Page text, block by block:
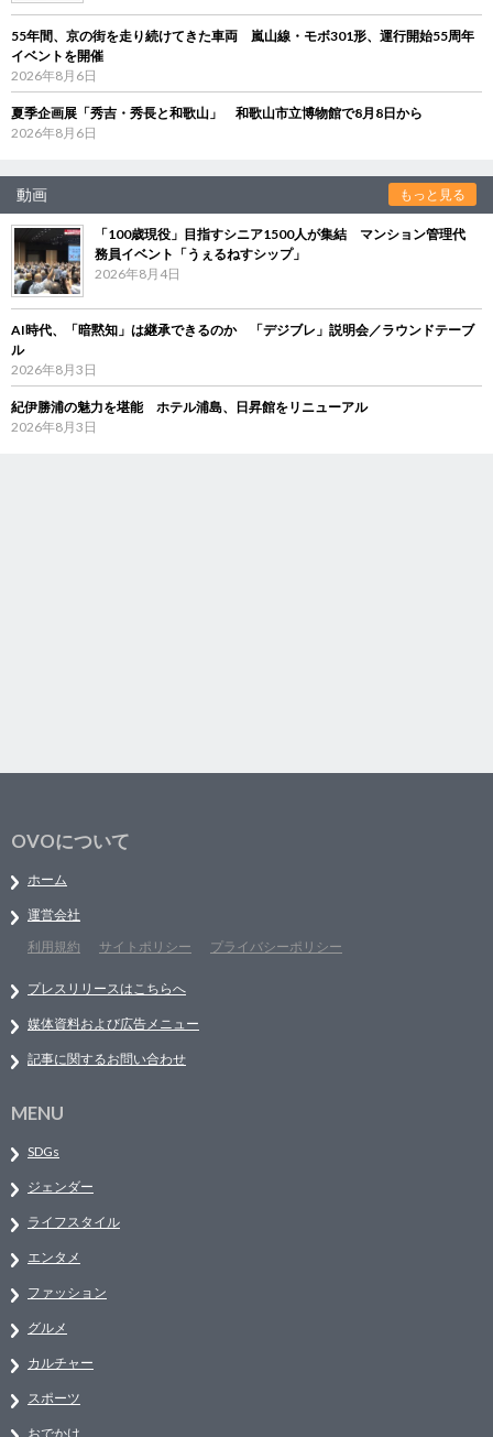
55年間、京の街を走り続けてきた車両 嵐山線・モボ301形、運行開始55周年
イベントを開催
2026年8月6日
夏季企画展「秀吉・秀長と和歌山」 和歌山市立博物館で8月8日から
2026年8月6日
動画 もっと見る
「100歳現役」目指すシニア1500人が集結 マンション管理代
務員イベント「うぇるねすシップ」
2026年8月4日
AI時代、「暗黙知」は継承できるのか 「デジブレ」説明会／ラウンドテーブ
ル
2026年8月3日
紀伊勝浦の魅力を堪能 ホテル浦島、日昇館をリニューアル
2026年8月3日
OVOについて
ホーム
運営会社
利用規約
サイトポリシー プライバシーポリシー
プレスリリースはこちらへ
媒体資料および広告メニュー
記事に関するお問い合わせ
MENU
SDGs
ジェンダー
ライフスタイル
エンタメ
ファッション
グルメ
カルチャー
スポーツ
おでかけ